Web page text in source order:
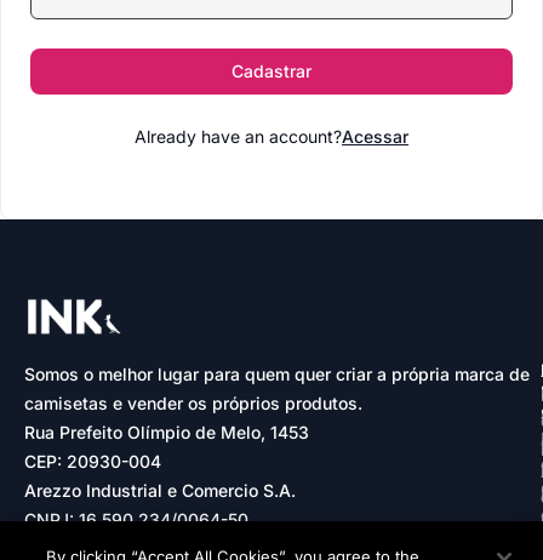
Cadastrar
Already have an account?Acessar
Somos o melhor lugar para quem quer criar a própria marca de
camisetas e vender os próprios produtos.
Rua Prefeito Olímpio de Melo, 1453
CEP: 20930-004
Arezzo Industrial e Comercio S.A.
CNPJ: 16.590.234/0064-50